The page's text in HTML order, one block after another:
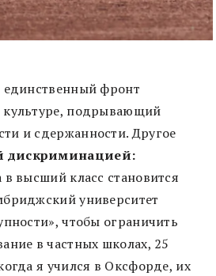
единственный фронт
культуре, подрывающий
и сдержанности. Другое
дискриминацией:
высший класс становится
университет
чтобы ограничить
в частных школах, 25
я учился в Оксфорде, их